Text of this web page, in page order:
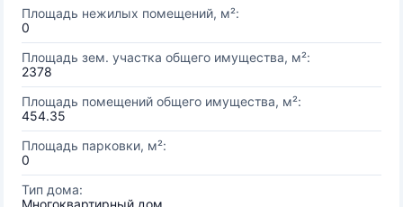
Площадь нежилых помещений, м²:
0
Площадь зем. участка общего имущества, м²:
2378
Площадь помещений общего имущества, м²:
454.35
Площадь парковки, м²:
0
Тип дома:
Многоквартирный дом